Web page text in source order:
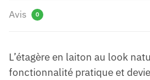
Avis 0
L’étagère en laiton au look
fonctionnalité pratique et